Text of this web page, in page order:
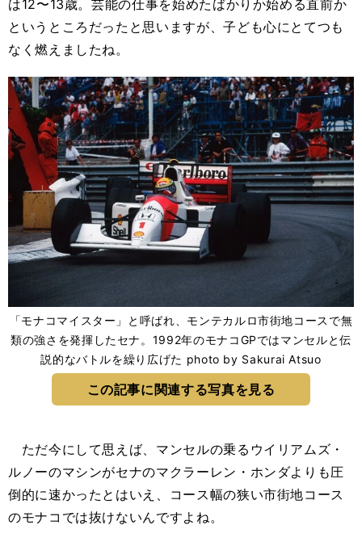
は12〜13歳。芸能の仕事を始めたばかりか始める直前か
というところだったと思いますが、子ども心にとてつも
なく燃えましたね。
「モナコマイスター」と呼ばれ、モンテカルロ市街地コースで無
類の強さを発揮したセナ。1992年のモナコGPではマンセルと伝
説的なバトルを繰り広げた photo by Sakurai Atsuo
この記事に関連する写真を見る
ただ今にして思えば、マンセルの乗るウイリアムズ・
ルノーのマシンがセナのマクラーレン・ホンダよりも圧
倒的に速かったとはいえ、コース幅の狭い市街地コース
のモナコでは抜けないんですよね。